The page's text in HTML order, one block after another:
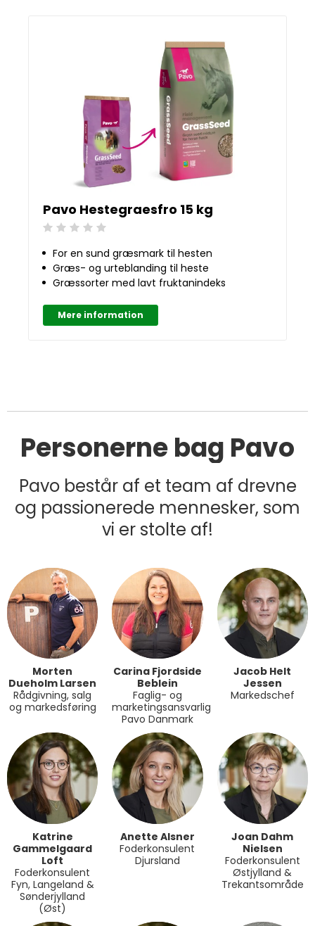
Pavo Hestegraesfro 15 kg
Beoordeling: 0/5
For en sund græsmark til hesten
Græs- og urteblanding til heste
Græssorter med lavt fruktanindeks
Mere information
Personerne bag Pavo
Pavo består af et team af drevne
og passionerede mennesker, som
vi er stolte af!
Morten
Dueholm Larsen
Rådgivning, salg
og markedsføring
Carina Fjordside
Beblein
Faglig- og
marketingsansvarlig
Pavo Danmark
Jacob Helt
Jessen
Markedschef
Katrine
Gammelgaard
Loft
Foderkonsulent
Fyn, Langeland &
Sønderjylland
(Øst)
Anette Alsner
Foderkonsulent
Djursland
Joan Dahm
Nielsen
Foderkonsulent
Østjylland &
Trekantsområde